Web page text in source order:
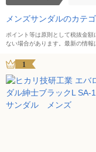
メンズサンダルのカテ
ポイント等は原則として税抜金
ない場合があります。最新の情報
1